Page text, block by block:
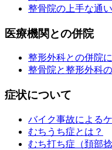
整骨院の上手な通
医療機関との併院
整形外科との併院
整骨院と整形外科
症状について
バイク事故による
むちうち症とは？
むち打ち症（頚部捻